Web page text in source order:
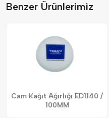
Benzer Ürünlerimiz
Cam Kağıt Ağırlığı ED1140 /
100MM